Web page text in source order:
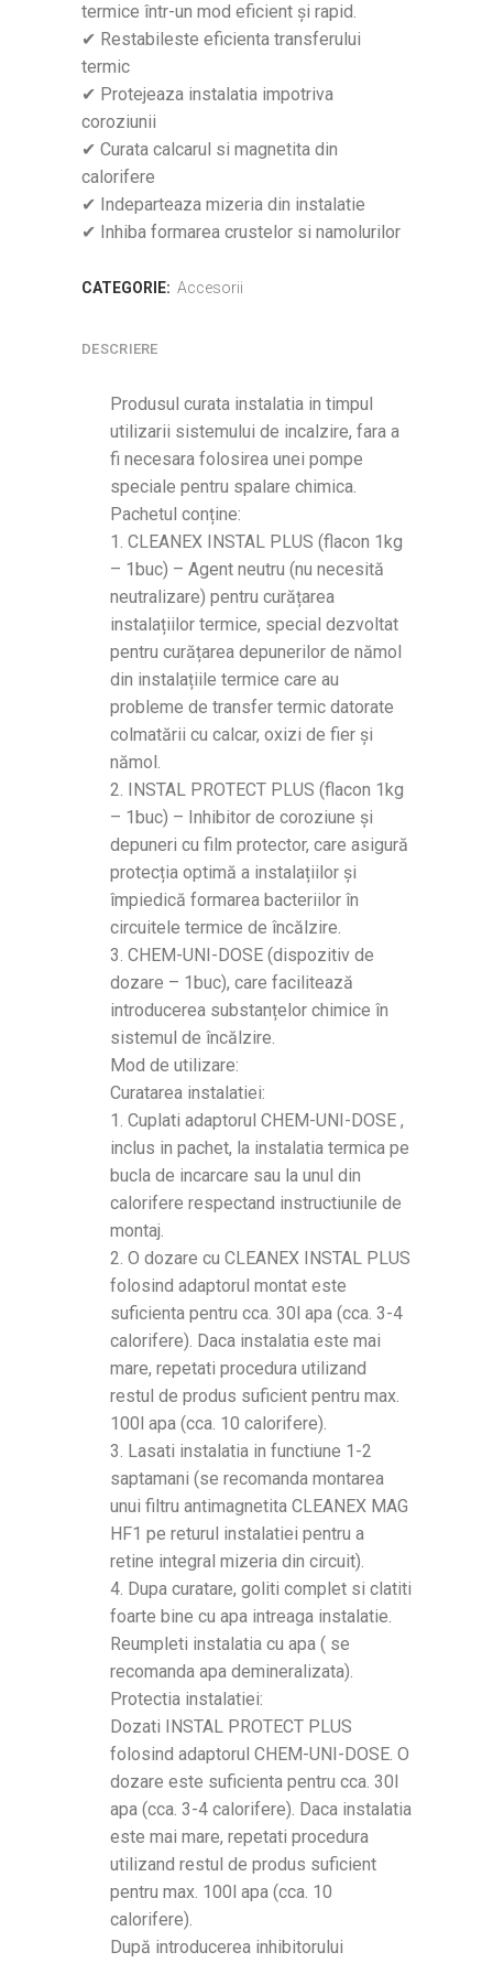
termice într-un mod eficient și rapid.
✔ Restabileste eficienta transferului
termic
✔ Protejeaza instalatia impotriva
coroziunii
✔ Curata calcarul si magnetita din
calorifere
✔ Indeparteaza mizeria din instalatie
✔ Inhiba formarea crustelor si namolurilor
CATEGORIE: Accesorii
DESCRIERE
Produsul curata instalatia in timpul
utilizarii sistemului de incalzire, fara a
fi necesara folosirea unei pompe
speciale pentru spalare chimica.
Pachetul conține:
1. CLEANEX INSTAL PLUS (flacon 1kg
– 1buc) – Agent neutru (nu necesită
neutralizare) pentru curățarea
instalațiilor termice, special dezvoltat
pentru curățarea depunerilor de nămol
din instalațiile termice care au
probleme de transfer termic datorate
colmatării cu calcar, oxizi de fier și
nămol.
2. INSTAL PROTECT PLUS (flacon 1kg
– 1buc) – Inhibitor de coroziune și
depuneri cu film protector, care asigură
protecția optimă a instalațiilor și
împiedică formarea bacteriilor în
circuitele termice de încălzire.
3. CHEM-UNI-DOSE (dispozitiv de
dozare – 1buc), care facilitează
introducerea substanțelor chimice în
sistemul de încălzire.
Mod de utilizare:
Curatarea instalatiei:
1. Cuplati adaptorul CHEM-UNI-DOSE ,
inclus in pachet, la instalatia termica pe
bucla de incarcare sau la unul din
calorifere respectand instructiunile de
montaj.
2. O dozare cu CLEANEX INSTAL PLUS
folosind adaptorul montat este
suficienta pentru cca. 30l apa (cca. 3-4
calorifere). Daca instalatia este mai
mare, repetati procedura utilizand
restul de produs suficient pentru max.
100l apa (cca. 10 calorifere).
3. Lasati instalatia in functiune 1-2
saptamani (se recomanda montarea
unui filtru antimagnetita CLEANEX MAG
HF1 pe returul instalatiei pentru a
retine integral mizeria din circuit).
4. Dupa curatare, goliti complet si clatiti
foarte bine cu apa intreaga instalatie.
Reumpleti instalatia cu apa ( se
recomanda apa demineralizata).
Protectia instalatiei:
Dozati INSTAL PROTECT PLUS
folosind adaptorul CHEM-UNI-DOSE. O
dozare este suficienta pentru cca. 30l
apa (cca. 3-4 calorifere). Daca instalatia
este mai mare, repetati procedura
utilizand restul de produs suficient
pentru max. 100l apa (cca. 10
calorifere).
După introducerea inhibitorului